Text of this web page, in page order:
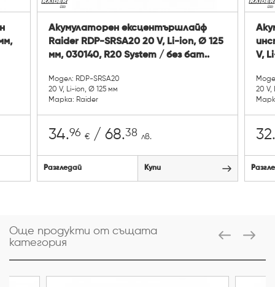
Акумулаторен ексцентършлайф
Raider RDP-SRSA20 20 V, Li-ion, Ø 125
мм, 030140, R20 System / без бат..
Модел: RDP-SRSA20
20 V, Li-ion, Ø 125 мм
Марка: Raider
34.96 € / 68.38 лв.
Разгледай Купи
V,
20 V,
32.
Още продукти от същата
категория